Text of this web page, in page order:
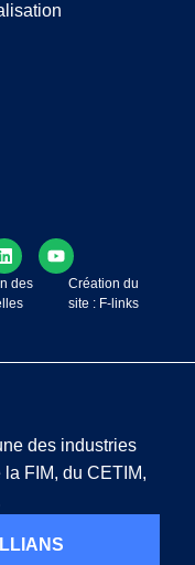
des
Création du
site : F-links
des industries
FIM, du CETIM,